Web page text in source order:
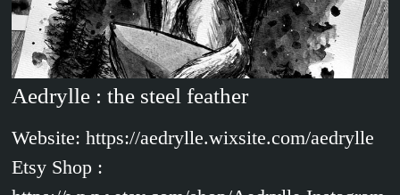
Aedrylle : the steel feather
Website: https://aedrylle.wixsite.com/aedrylle
Etsy Shop :